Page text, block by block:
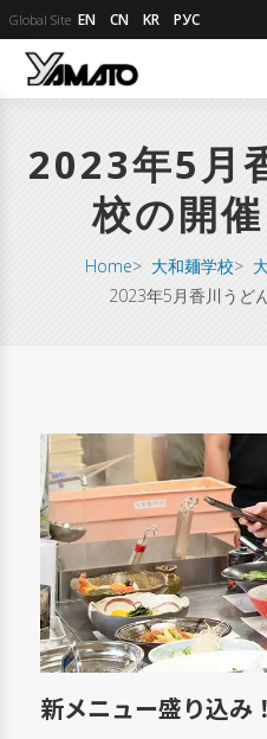
Global Site EN CN KR РУС
2023年5月
校の開
Home> 大和麺学校>
2023年5月香川うど
新メニュー盛り込み！